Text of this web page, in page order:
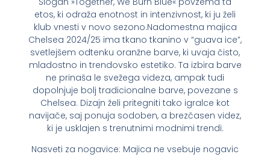
etos, ki odraža enotnost in intenzivnost, ki ju želi
klub vnesti v novo sezono.Nadomestna majica
Chelsea 2024/25 ima tkano tkanino v “guava ice”,
svetlejšem odtenku oranžne barve, ki uvaja čisto,
mladostno in trendovsko estetiko. Ta izbira barve
ne prinaša le svežega videza, ampak tudi
dopolnjuje bolj tradicionalne barve, povezane s
Chelsea. Dizajn želi pritegniti tako igralce kot
navijače, saj ponuja sodoben, a brezčasen videz,
ki je usklajen s trenutnimi modnimi trendi.
Nasveti za nogavice: Majica ne vsebuje nogavic